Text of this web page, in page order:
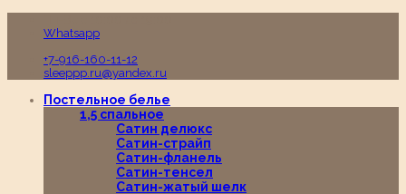
Whatsapp
+7-916-160-11-12
sleeppp.ru@yandex.ru
Постельное белье
1,5 спальное
Сатин делюкс
Сатин-страйп
Сатин-фланель
Сатин-тенсел
Сатин-жатый шелк